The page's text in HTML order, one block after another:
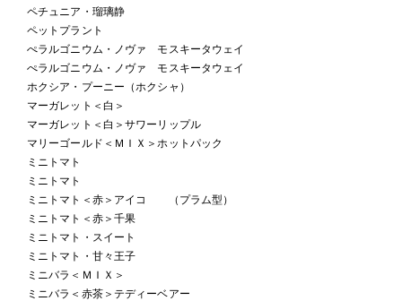
ペチュニア・瑠璃静
ペットプラント
ぺラルゴニウム・ノヴァ モスキータウェイ
ぺラルゴニウム・ノヴァ モスキータウェイ
ホクシア・プーニー（ホクシャ）
マーガレット＜白＞
マーガレット＜白＞サワーリップル
マリーゴールド＜ＭＩＸ＞ホットパック
ミニトマト
ミニトマト
ミニトマト＜赤＞アイコ （プラム型）
ミニトマト＜赤＞千果
ミニトマト・スイート
ミニトマト・甘々王子
ミニバラ＜ＭＩＸ＞
ミニバラ＜赤茶＞テディーベアー